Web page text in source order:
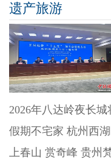
遗产旅游
2026年八达岭夜长城
假期不宅家 杭州西
上春山 赏奇峰 贵州